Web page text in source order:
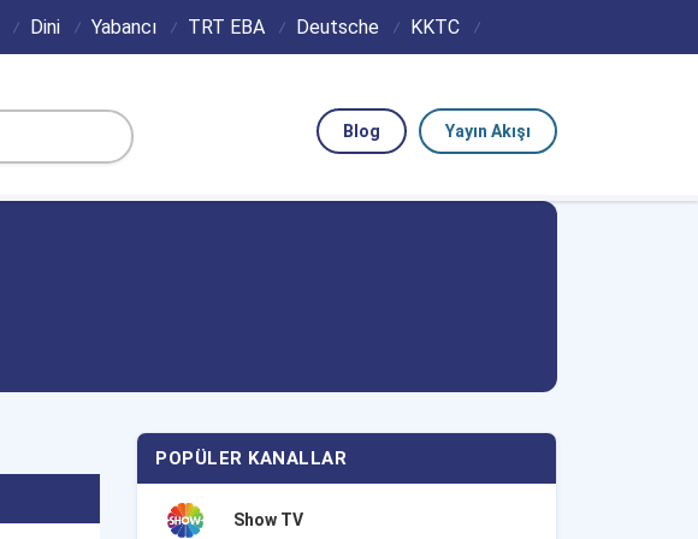
Dini Yabancı TRT EBA Deutsche KKTC
Yayın Akışı
Blog
POPÜLER KANALLAR
Show TV